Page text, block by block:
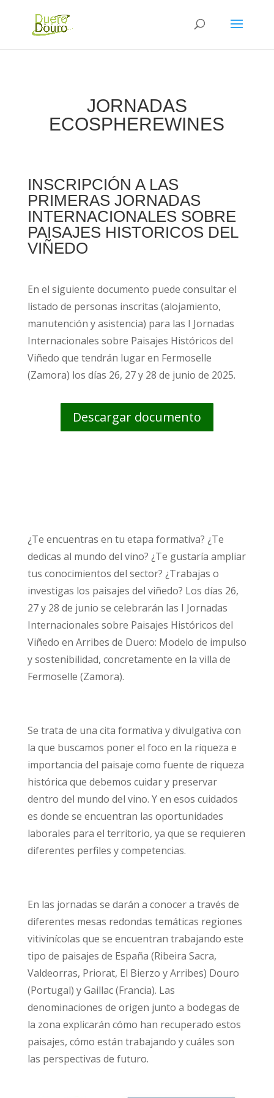
JORNADAS
ECOSPHEREWINES
INSCRIPCIÓN A LAS
PRIMERAS JORNADAS
INTERNACIONALES SOBRE
PAISAJES HISTORICOS DEL
VIÑEDO
En el siguiente documento puede consultar el
listado de personas inscritas (alojamiento,
manutención y asistencia) para las I Jornadas
Internacionales sobre Paisajes Históricos del
Viñedo que tendrán lugar en Fermoselle
(Zamora) los días 26, 27 y 28 de junio de 2025.
Descargar documento
¿Te encuentras en tu etapa formativa? ¿Te
dedicas al mundo del vino? ¿Te gustaría ampliar
tus conocimientos del sector? ¿Trabajas o
investigas los paisajes del viñedo? Los días 26,
27 y 28 de junio se celebrarán las I Jornadas
Internacionales sobre Paisajes Históricos del
Viñedo en Arribes de Duero: Modelo de impulso
y sostenibilidad, concretamente en la villa de
Fermoselle (Zamora).
Se trata de una cita formativa y divulgativa con
la que buscamos poner el foco en la riqueza e
importancia del paisaje como fuente de riqueza
histórica que debemos cuidar y preservar
dentro del mundo del vino. Y en esos cuidados
es donde se encuentran las oportunidades
laborales para el territorio, ya que se requieren
diferentes perfiles y competencias.
En las jornadas se darán a conocer a través de
diferentes mesas redondas temáticas regiones
vitivinícolas que se encuentran trabajando este
tipo de paisajes de España (Ribeira Sacra,
Valdeorras, Priorat, El Bierzo y Arribes) Douro
(Portugal) y Gaillac (Francia). Las
denominaciones de origen junto a bodegas de
la zona explicarán cómo han recuperado estos
paisajes, cómo están trabajando y cuáles son
las perspectivas de futuro.